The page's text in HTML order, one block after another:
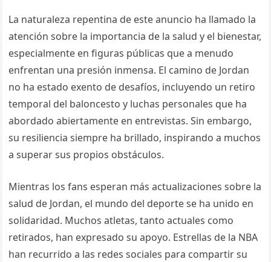
La naturaleza repentina de este anuncio ha llamado la
atención sobre la importancia de la salud y el bienestar,
especialmente en figuras públicas que a menudo
enfrentan una presión inmensa. El camino de Jordan
no ha estado exento de desafíos, incluyendo un retiro
temporal del baloncesto y luchas personales que ha
abordado abiertamente en entrevistas. Sin embargo,
su resiliencia siempre ha brillado, inspirando a muchos
a superar sus propios obstáculos.
Mientras los fans esperan más actualizaciones sobre la
salud de Jordan, el mundo del deporte se ha unido en
solidaridad. Muchos atletas, tanto actuales como
retirados, han expresado su apoyo. Estrellas de la NBA
han recurrido a las redes sociales para compartir su